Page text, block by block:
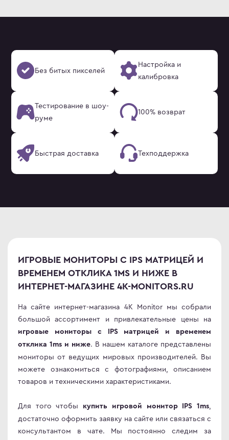
Без битых пикселей
Настройка и
калибровка
Тестирование в шоу-
руме
100% возврат
Быстрая доставка Техподдержка
ИГРОВЫЕ МОНИТОРЫ С IPS МАТРИЦЕЙ И
ВРЕМЕНЕМ ОТКЛИКА 1MS И НИЖЕ В
ИНТЕРНЕТ-МАГАЗИНЕ 4K-MONITORS.RU
На сайте интернет-магазина 4K Monitor мы собрали
большой ассортимент и привлекательные цены на
игровые мониторы с IPS матрицей и временем
отклика 1ms и ниже. В нашем каталоге представлены
мониторы от ведущих мировых производителей. Вы
можете ознакомиться с фотографиями, описанием
товаров и техническими характеристиками.
Для того чтобы купить игровой монитор IPS 1ms
достаточно оформить заявку на сайте или связаться с
консультантом в чате. Мы постоянно следим за